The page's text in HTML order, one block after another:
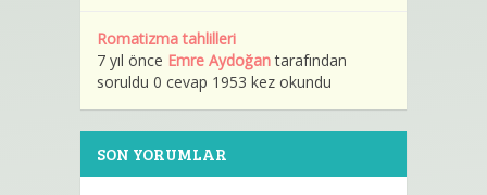
Romatizma tahlilleri
7 yıl önce Emre Aydoğantarafından
soruldu 0 cevap 1953 kez okundu
SON YORUMLAR